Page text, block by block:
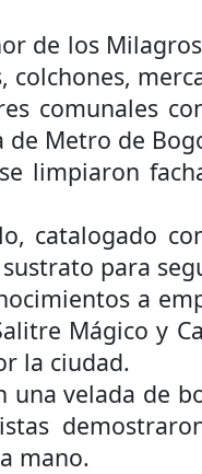
del Cauca tiene
La Alcaldía de Pereira
de los
de Metro de
para
a
Mágico y
la ciudad.
velada de
mano.